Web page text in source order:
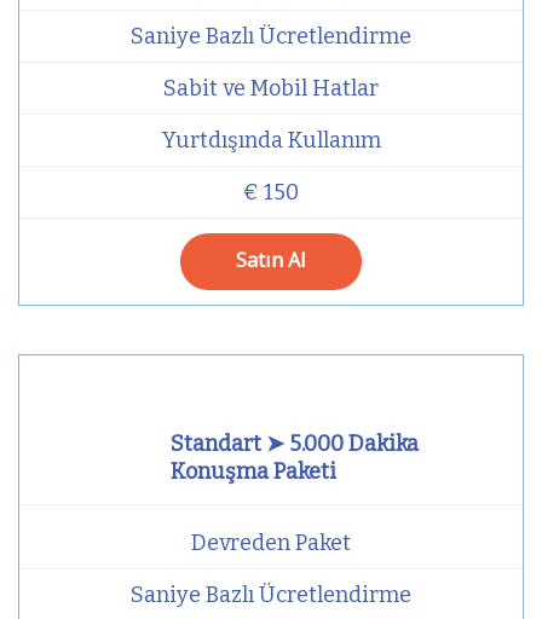
Saniye Bazlı Ücretlendirme
Sabit ve Mobil Hatlar
Yurtdışında Kullanım
€ 150
Satın Al
Standart ➤ 5.000 Dakika
Konuşma Paketi
Devreden Paket
Saniye Bazlı Ücretlendirme